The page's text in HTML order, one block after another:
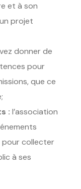
et à son
projet
donner de
pour
que ce
: l’association
collecter
à ses